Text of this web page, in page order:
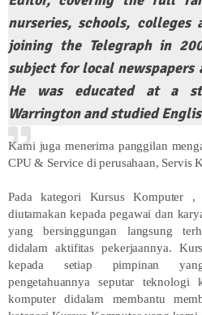
nurseries, schools, colleges
joining the Telegraph in
subject for local newspapers
He was educated at a
Warrington and studied
Kami juga menerima panggilan
CPU & Service di perusahaan, Servis
Pada kategori Kursus Komputer
diutamakan kepada pegawai dan
yang bersinggungan langsung
didalam aktifitas pekerjaannya.
kepada setiap pimpinan
pengetahuannya seputar teknologi
komputer didalam membantu